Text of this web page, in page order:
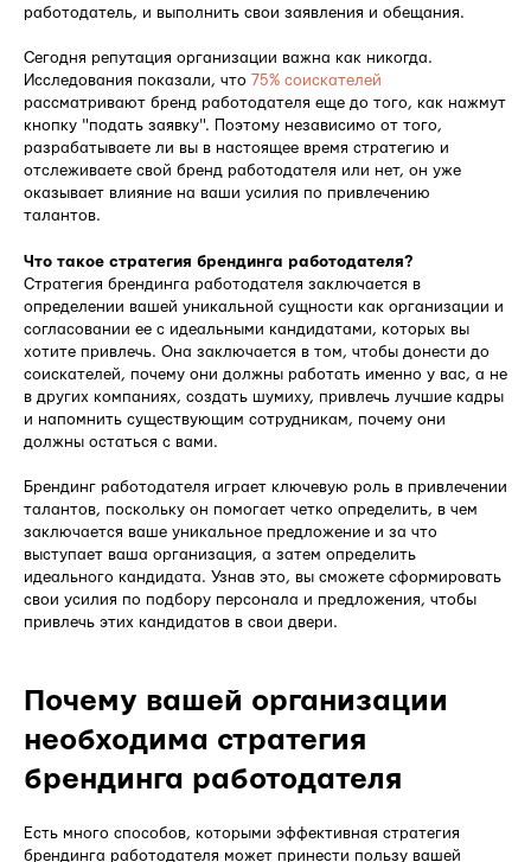
работодатель, и выполнить свои заявления и обещания.
Сегодня репутация организации важна как никогда.
Исследования показали, что 75% соискателей
рассматривают бренд работодателя еще до того, как нажмут
кнопку "подать заявку". Поэтому независимо от того,
разрабатываете ли вы в настоящее время стратегию и
отслеживаете свой бренд работодателя или нет, он уже
оказывает влияние на ваши усилия по привлечению
талантов.
Что такое стратегия брендинга работодателя?
Стратегия брендинга работодателя заключается в
определении вашей уникальной сущности как организации и
согласовании ее с идеальными кандидатами, которых вы
хотите привлечь. Она заключается в том, чтобы донести до
соискателей, почему они должны работать именно у вас, а не
в других компаниях, создать шумиху, привлечь лучшие кадры
и напомнить существующим сотрудникам, почему они
должны остаться с вами.
Брендинг работодателя играет ключевую роль в привлечении
талантов, поскольку он помогает четко определить, в чем
заключается ваше уникальное предложение и за что
выступает ваша организация, а затем определить
идеального кандидата. Узнав это, вы сможете сформировать
свои усилия по подбору персонала и предложения, чтобы
привлечь этих кандидатов в свои двери.
Почему вашей организации
необходима стратегия
брендинга работодателя
Есть много способов, которыми эффективная стратегия
брендинга работодателя может принести пользу вашей